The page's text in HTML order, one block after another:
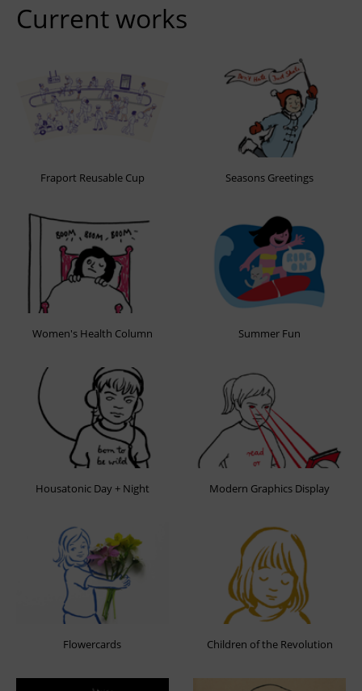
Current works
Fraport Reusable Cup Seasons Greetings
Women's Health Column Summer Fun
Housatonic Day + Night Modern Graphics Display
Flowercards Children of the Revolution